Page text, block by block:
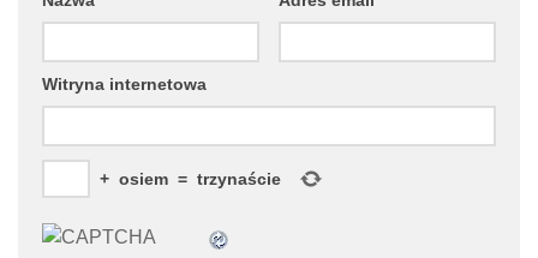
Witryna internetowa
+ osiem = trzynaście